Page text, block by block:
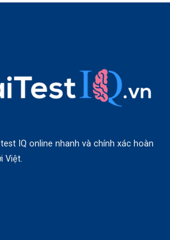
IQ online nhanh và chính xác hoàn
Việt.